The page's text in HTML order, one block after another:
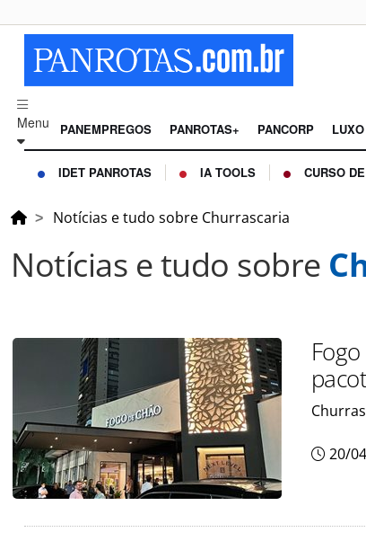
Menu PANEMPREGOS PANROTAS+ PANCORP LUXO
IDET PANROTAS IA TOOLS CURSO
Notícias e tudo sobre Churrascaria
Notícias e tudo sobre
20/